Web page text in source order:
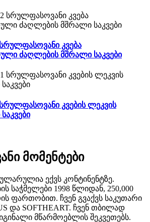
კვება
ძაღლების მშრალი საკვები
კვების ლეკვის
მომენტები
ექვს კონტინენტზე.
საჭმელები 1998 წლიდან, 250,000
ფართობით. ჩვენ გვაქვს საკუთარი
და SOFTHEART. ჩვენ თბილად
მწარმოებლის შეკვეთებს.